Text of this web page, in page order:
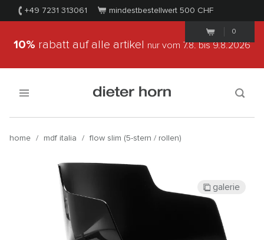
+49 7231 313061 mindestbestellwert 500 CHF
0
10% rabatt auf alle artikel nur vom 7.8.bis 9.8.2026
home / mdf italia / flow slim (5-stern / rollen)
galerie